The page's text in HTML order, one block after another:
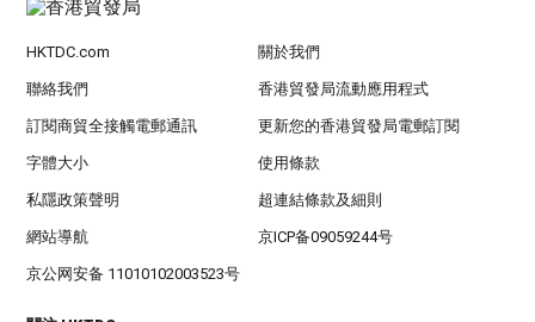
HKTDC.com 關於我們
聯絡我們 香港貿發局流動應用程式
訂閱商貿全接觸電郵通訊 更新您的香港貿發局電郵訂閱
字體大小 使用條款
私隱政策聲明 超連結條款及細則
網站導航 京ICP备09059244号
京公网安备 11010102003523号